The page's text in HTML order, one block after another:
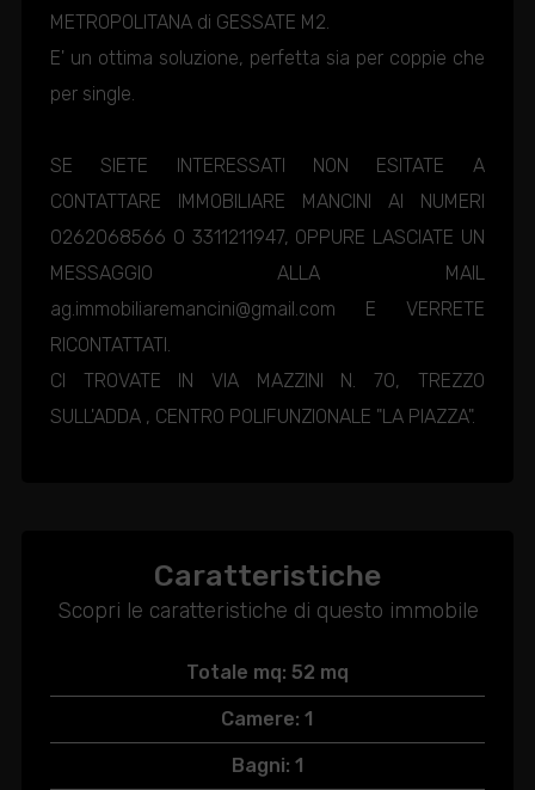
METROPOLITANA di GESSATE M2.
E' un ottima soluzione, perfetta sia per coppie che
per single.
SE SIETE INTERESSATI NON ESITATE A
CONTATTARE IMMOBILIARE MANCINI AI NUMERI
0262068566 O 3311211947, OPPURE LASCIATE UN
MESSAGGIO ALLA MAIL
ag.immobiliaremancini@gmail.com E VERRETE
RICONTATTATI.
CI TROVATE IN VIA MAZZINI N. 70, TREZZO
SULL'ADDA , CENTRO POLIFUNZIONALE "LA PIAZZA".
Caratteristiche
Scopri le caratteristiche di questo immobile
Totale mq: 52 mq
Camere: 1
Bagni: 1